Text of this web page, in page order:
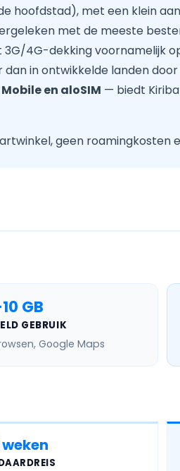
hoofdstad), met een klein
met de meeste
4G-dekking voornamelijk
in ontwikkelde landen
en aloSIM — biedt
geen roamingkosten
GB
GEBRUIK
Google Maps
weken